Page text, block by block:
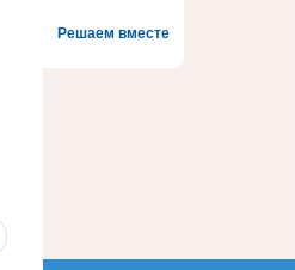
Решаем вместе